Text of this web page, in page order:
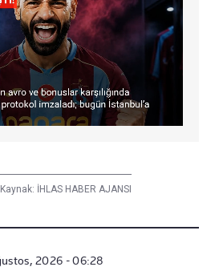
Kaynak: İHLAS HABER AJANSI
2026 - 06:28